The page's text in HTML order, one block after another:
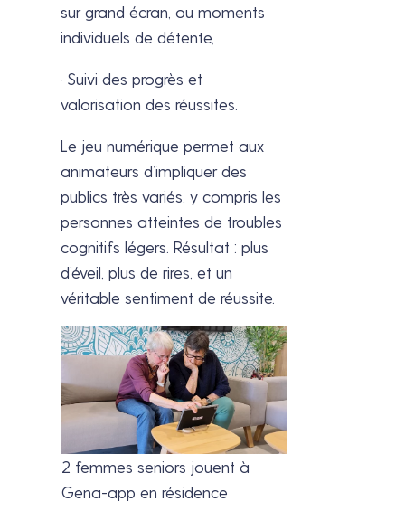
sur grand écran, ou moments
individuels de détente,
· Suivi des progrès et
valorisation des réussites.
Le jeu numérique permet aux
animateurs d’impliquer des
publics très variés, y compris les
personnes atteintes de troubles
cognitifs légers. Résultat : plus
d’éveil, plus de rires, et un
véritable sentiment de réussite.
2 femmes seniors jouent à
Gena-app en résidence